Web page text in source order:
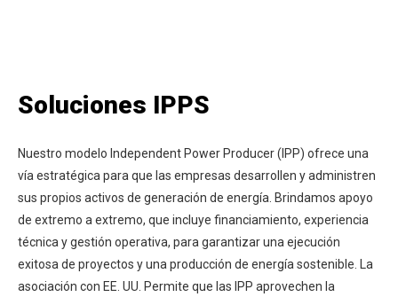
Soluciones IPPS
Nuestro modelo Independent Power Producer (IPP) ofrece una
vía estratégica para que las empresas desarrollen y administren
sus propios activos de generación de energía. Brindamos apoyo
de extremo a extremo, que incluye financiamiento, experiencia
técnica y gestión operativa, para garantizar una ejecución
exitosa de proyectos y una producción de energía sostenible. La
asociación con EE. UU. Permite que las IPP aprovechen la